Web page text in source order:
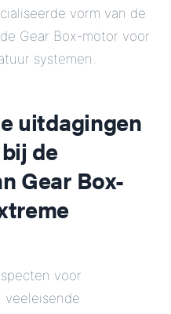
vorm van de
Gear Box-motor voor
systemen.
uitdagingen
de
Gear Box-
voor
veeleisende